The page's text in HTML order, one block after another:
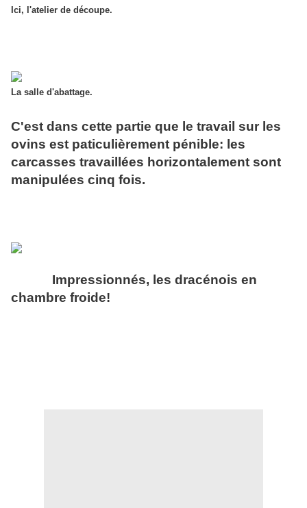
Ici, l'atelier de découpe.
La salle d'abattage.
C'est dans cette partie que le travail sur les
ovins est paticulièrement pénible: les
carcasses travaillées horizontalement sont
manipulées cinq fois.
Impressionnés, les dracénois en
chambre froide!